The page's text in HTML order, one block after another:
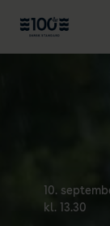
10.
kl. 13.30